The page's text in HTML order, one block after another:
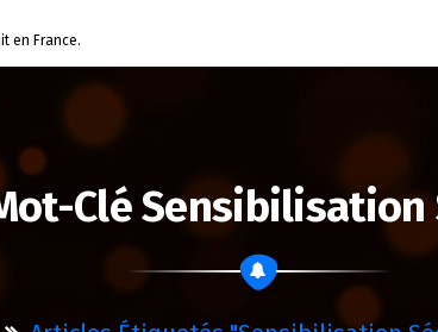
en France.
Clé